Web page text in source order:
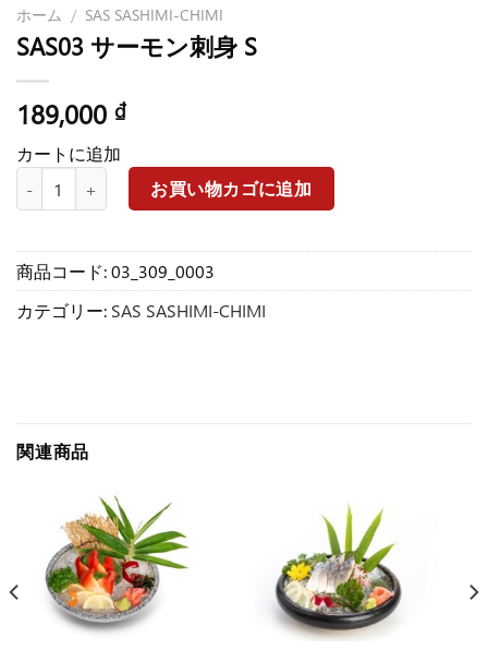
ホーム / SAS SASHIMI-CHIMI
SAS03 サーモン刺身 S
189,000 ₫
カートに追加
SAS03 サーモン刺身 S個お買い物カゴに追加
商品コード:03_309_0003
カテゴリー: SAS SASHIMI-CHIMI
関連商品